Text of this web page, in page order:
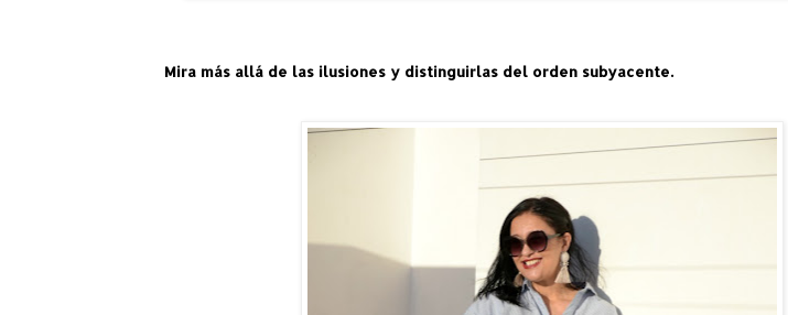
Mira más allá de las ilusiones y distinguirlas del orden subyacente.